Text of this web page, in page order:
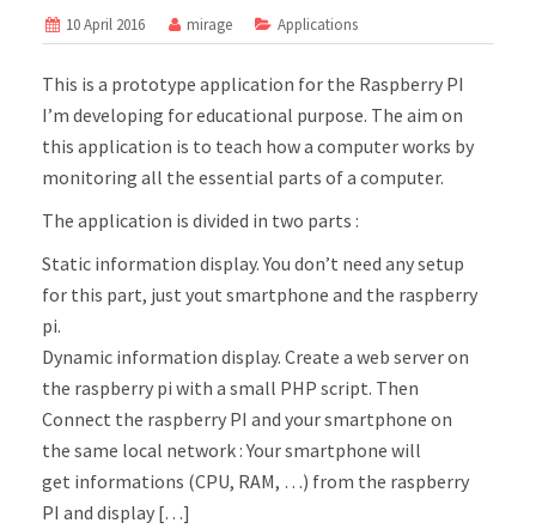
10 April 2016 mirage Applications
This is a prototype application for the Raspberry PI
I’m developing for educational purpose. The aim on
this application is to teach how a computer works by
monitoring all the essential parts of a computer.
The application is divided in two parts :
Static information display. You don’t need any setup
for this part, just yout smartphone and the raspberry
pi.
Dynamic information display. Create a web server on
the raspberry pi with a small PHP script. Then
Connect the raspberry PI and your smartphone on
the same local network : Your smartphone will
get informations (CPU, RAM, …) from the raspberry
PI and display […]